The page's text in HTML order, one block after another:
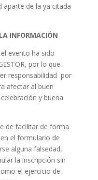
aparte de la ya citada
INFORMACIÓN
evento ha sido
por lo que
responsabilidad por
afectar al buen
y buena
de facilitar de forma
el formulario de
alguna falsedad,
la inscripción sin
el ejercicio de